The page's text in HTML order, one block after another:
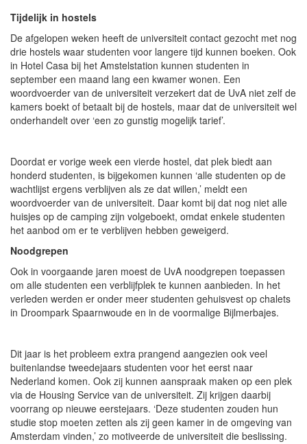
Tijdelijk in hostels
De afgelopen weken heeft de universiteit contact gezocht met nog
drie hostels waar studenten voor langere tijd kunnen boeken. Ook
in Hotel Casa bij het Amstelstation kunnen studenten in
september een maand lang een kwamer wonen. Een
woordvoerder van de universiteit verzekert dat de UvA niet zelf de
kamers boekt of betaalt bij de hostels, maar dat de universiteit wel
onderhandelt over ‘een zo gunstig mogelijk tarief’.
Doordat er vorige week een vierde hostel, dat plek biedt aan
honderd studenten, is bijgekomen kunnen ‘alle studenten op de
wachtlijst ergens verblijven als ze dat willen,’ meldt een
woordvoerder van de universiteit. Daar komt bij dat nog niet alle
huisjes op de camping zijn volgeboekt, omdat enkele studenten
het aanbod om er te verblijven hebben geweigerd.
Noodgrepen
Ook in voorgaande jaren moest de UvA noodgrepen toepassen
om alle studenten een verblijfplek te kunnen aanbieden. In het
verleden werden er onder meer studenten gehuisvest op chalets
in Droompark Spaarnwoude en in de voormalige Bijlmerbajes.
Dit jaar is het probleem extra prangend aangezien ook veel
buitenlandse tweedejaars studenten voor het eerst naar
Nederland komen. Ook zij kunnen aanspraak maken op een plek
via de Housing Service van de universiteit. Zij krijgen daarbij
voorrang op nieuwe eerstejaars. ‘Deze studenten zouden hun
studie stop moeten zetten als zij geen kamer in de omgeving van
Amsterdam vinden,’ zo motiveerde de universiteit die beslissing.